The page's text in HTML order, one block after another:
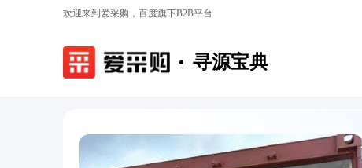
欢迎来到爱采购，百度旗下B2B平台
寻源宝典